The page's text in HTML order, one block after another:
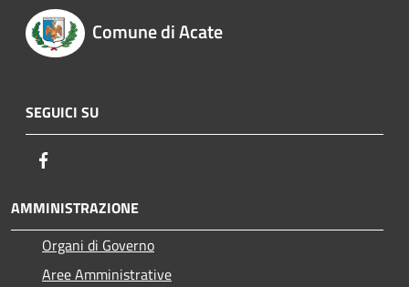
Comune di Acate
SEGUICI SU
AMMINISTRAZIONE
Organi di Governo
Aree Amministrative